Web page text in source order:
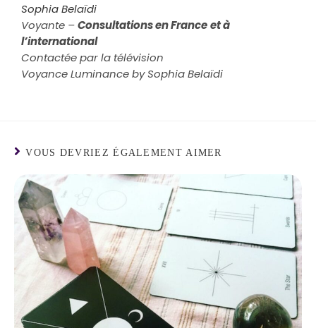
Sophia Belaïdi
Voyante –Consultations en Franceet à
l’international
Contactée par la télévision
Voyance Luminance by Sophia Belaïdi
VOUS DEVRIEZ ÉGALEMENT AIMER